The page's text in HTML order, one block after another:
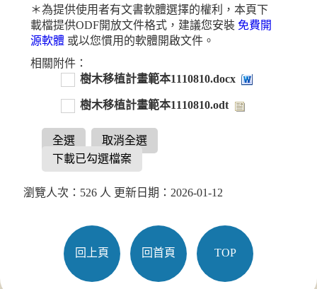
＊為提供使用者有文書軟體選擇的權利，本頁下
載檔提供ODF開放文件格式，建議您安裝 免費開
源軟體 或以您慣用的軟體開啟文件。
相關附件：
樹木移植計畫範本1110810.docx
樹木移植計畫範本1110810.odt
全選
取消全選
下載已勾選檔案
瀏覽人次：526 人 更新日期：2026-01-12
回上頁 回首頁 TOP